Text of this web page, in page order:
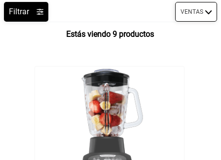
Filtrar VENTAS
9 productos
ventilador
licuadora
cafetera
acero inoxidable
caldero